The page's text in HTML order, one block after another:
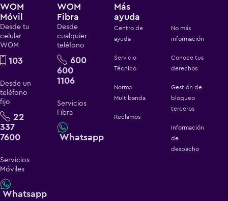
WOM
Móvil
Desde tu
celular
WOM
103
Desde un
teléfono
fijo
22
337
7600
Servicios
Móviles
Whatsapp
WOM
Fibra
Desde
cualquier
teléfono
600
600
1106
Servicios
Fibra
Whatsapp
Más
ayuda
Centro de
ayuda
Servicio
Técnico
Norma
Multibanda
Reclamos
No más
información
Conoce tus
derechos
Gestión de
bloqueo
terceros
Información
de
despacho